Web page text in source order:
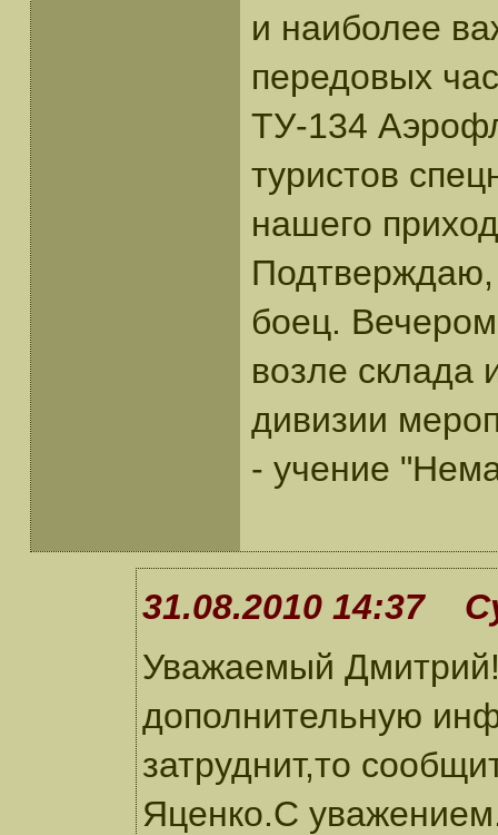
и наиболее
передовых
ТУ-134
туристов
нашего
Подтверждаю,
боец.
возле
дивизии
- учение
31.08.2010 14:37
Уважаемый
дополнительную
затруднит,то
Яценко.С